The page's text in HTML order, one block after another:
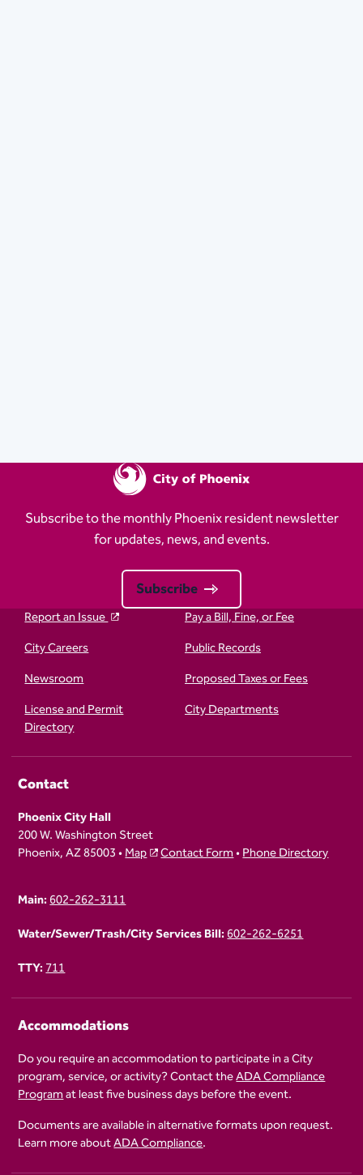
Subscribe to the monthly Phoenix resident newsletter
for updates, news, and events.
Subscribe
Report an Issue
Pay a Bill, Fine, or Fee
City Careers
Public Records
Newsroom
Proposed Taxes or Fees
License and Permit
Directory
City Departments
Contact
Phoenix City Hall
200 W. Washington Street
Phoenix, AZ 85003 •Map Contact Form•Phone Directory
Main:602-262-3111
Water/Sewer/Trash/City Services Bill:602-262-6251
TTY:711
Accommodations
Do you require an accommodation to participate in a City
program, service, or activity? Contact theADA Compliance
Programat least five business days before the event.
Documents are available in alternative formats upon request.
Learn more aboutADA Compliance.